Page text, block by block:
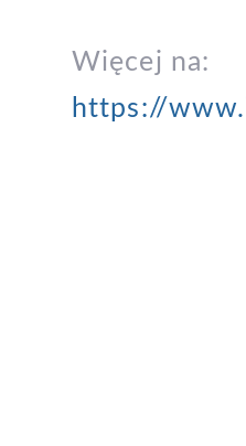
Więcej na:
https://